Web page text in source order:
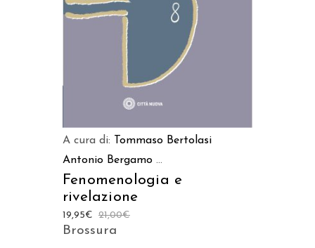
A cura di:
Tommaso Bertolasi
Antonio Bergamo ...
Fenomenologia e
rivelazione
21,00€
19,95€
Brossura